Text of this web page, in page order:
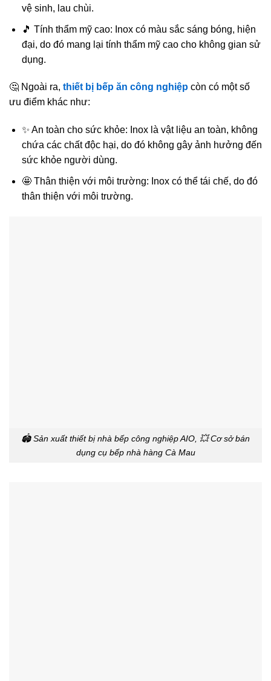
vệ sinh, lau chùi.
🎵 Tính thẩm mỹ cao: Inox có màu sắc sáng bóng, hiện
đại, do đó mang lại tính thẩm mỹ cao cho không gian sử
dụng.
🤔 Ngoài ra, thiết bị bếp ăn công nghiệp còn có một số
ưu điểm khác như:
✨ An toàn cho sức khỏe: Inox là vật liệu an toàn, không
chứa các chất độc hại, do đó không gây ảnh hưởng đến
sức khỏe người dùng.
🤩 Thân thiện với môi trường: Inox có thể tái chế, do đó
thân thiện với môi trường.
🏟️ Sản xuất thiết bị nhà bếp công nghiệp AIO, 💥 Cơ sở bán
dụng cụ bếp nhà hàng Cà Mau